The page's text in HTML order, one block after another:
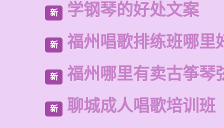
新 学钢琴的好处文案
新 福州唱歌排练班哪里
新 福州哪里有卖古筝琴
新 聊城成人唱歌培训班